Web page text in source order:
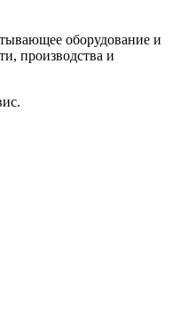
оборудование и
производства и